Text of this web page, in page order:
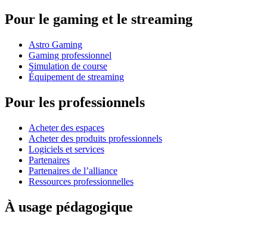
Pour le gaming et le streaming
Astro Gaming
Gaming professionnel
Simulation de course
Équipement de streaming
Pour les professionnels
Acheter des espaces
Acheter des produits professionnels
Logiciels et services
Partenaires
Partenaires de l’alliance
Ressources professionnelles
À usage pédagogique